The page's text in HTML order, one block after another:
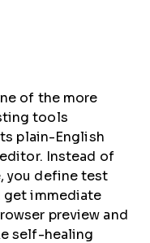
of the more
tools
plain-English
Instead of
you define test
get immediate
preview and
self-healing